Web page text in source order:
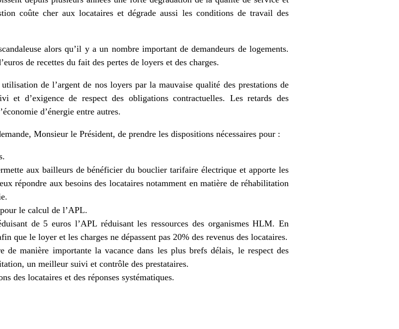
coûte cher aux locataires et dégrade aussi les conditions de travail des
alors qu’il y a un nombre important de demandeurs de logements.
de recettes du fait des pertes de loyers et des charges.
de l’argent de nos loyers par la mauvaise qualité des prestations de
et d’exigence de respect des obligations contractuelles. Les retards des
d’énergie entre autres.
Monsieur le Président, de prendre les dispositions nécessaires pour :
aux bailleurs de bénéficier du bouclier tarifaire électrique et apporte les
répondre aux besoins des locataires notamment en matière de réhabilitation
le calcul de l’APL.
de 5 euros l’APL réduisant les ressources des organismes HLM. En
que le loyer et les charges ne dépassent pas 20% des revenus des locataires.
de manière importante la vacance dans les plus brefs délais, le respect des
un meilleur suivi et contrôle des prestataires.
des locataires et des réponses systématiques.